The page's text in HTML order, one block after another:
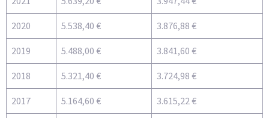
2020 5.538,40 € 3.876,88 €
2019 5.488,00 € 3.841,60 €
2018 5.321,40 € 3.724,98 €
2017 5.164,60 € 3.615,22 €